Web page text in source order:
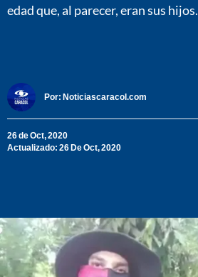
edad que, al parecer, eran sus hijos.
Por: Noticiascaracol.com
26 de Oct, 2020
Actualizado: 26 De Oct, 2020